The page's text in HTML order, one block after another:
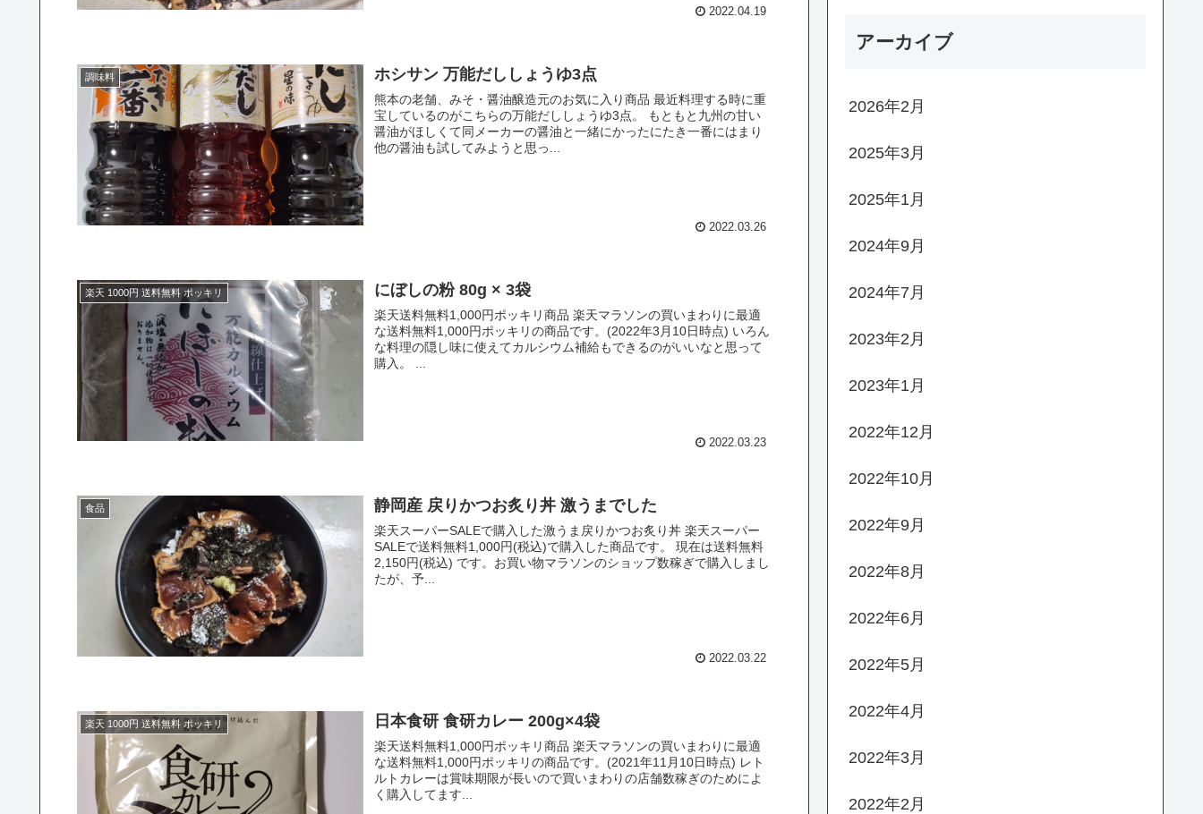
2022.04.19
調味料 ホシサン 万能だししょうゆ3点
熊本の老舗、みそ・醤油醸造元のお気に入り商品 最近料理する時に重
宝しているのがこちらの万能だししょうゆ3点。 もともと九州の甘い
醤油がほしくて同メーカーの醤油と一緒にかったにたき一番にはまり
他の醤油も試してみようと思っ...
2022.03.26
楽天 1000円 送料無料 ポッキリ にぼしの粉 80g × 3袋
楽天送料無料1,000円ポッキリ商品 楽天マラソンの買いまわりに最適
な送料無料1,000円ポッキリの商品です。(2022年3月10日時点) いろん
な料理の隠し味に使えてカルシウム補給もできるのがいいなと思って
購入。 ...
2022.03.23
食品 静岡産 戻りかつお炙り丼 激うまでした
楽天スーパーSALEで購入した激うま戻りかつお炙り丼 楽天スーパー
SALEで送料無料1,000円(税込)で購入した商品です。 現在は送料無料
2,150円(税込) です。お買い物マラソンのショップ数稼ぎで購入しまし
たが、予...
2022.03.22
楽天 1000円 送料無料 ポッキリ 日本食研 食研カレー 200g×4袋
楽天送料無料1,000円ポッキリ商品 楽天マラソンの買いまわりに最適
な送料無料1,000円ポッキリの商品です。(2021年11月10日時点) レト
ルトカレーは賞味期限が長いので買いまわりの店舗数稼ぎのためによ
く購入してます...
アーカイブ
2026年2月
2025年3月
2025年1月
2024年9月
2024年7月
2023年2月
2023年1月
2022年12月
2022年10月
2022年9月
2022年8月
2022年6月
2022年5月
2022年4月
2022年3月
2022年2月